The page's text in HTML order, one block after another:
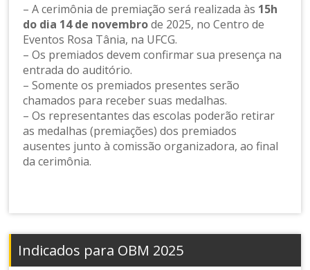
– A cerimônia de premiação será realizada às 15h
do dia 14 de novembrode 2025, no Centro de
Eventos Rosa Tânia, na UFCG.
– Os premiados devem confirmar sua presença na
entrada do auditório.
– Somente os premiados presentes serão
chamados para receber suas medalhas.
– Os representantes das escolas poderão retirar
as medalhas (premiações) dos premiados
ausentes junto à comissão organizadora, ao final
da cerimônia.
Indicados para OBM 2025